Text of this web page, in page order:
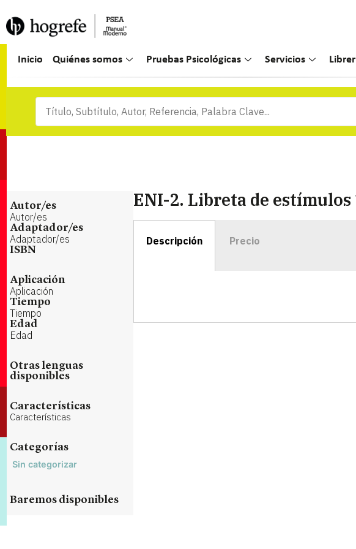
Inicio Quiénes somos Pruebas Psicológicas Servicios
Autor/es
Autor/es
Adaptador/es
Adaptador/es
ISBN
Aplicación
Aplicación
Tiempo
Tiempo
Edad
Edad
Otras lenguas
disponibles
Características
Características
Categorías
Sin categorizar
Baremos disponibles
ENI-2. Libreta de estímulos
Descripción Precio